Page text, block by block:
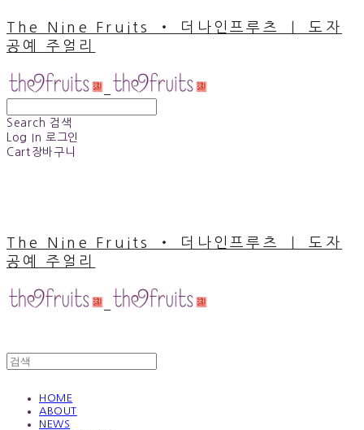
The Nine Fruits ‧ 더나인프루츠 ｜ 도자
공예 주얼리
Search 검색
Log In 로그인
Cart 장바구니
The Nine Fruits ‧ 더나인프루츠 ｜ 도자
공예 주얼리
HOME
ABOUT
NEWS